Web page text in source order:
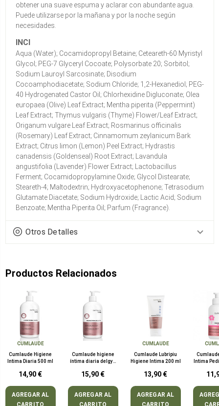
obtener una suave espuma y aclarar con abundante agua.
Puede utilizarse por la mañana y por la noche según
necesidades.
INCI
Aqua (Water); Cocamidopropyl Betaine; Ceteareth-60 Myristyl
Glycol; PEG-7 Glyceryl Cocoate; Polysorbate 20; Sorbitol;
Sodium Lauroyl Sarcosinate; Disodium
Cocoamphodiacetate; Sodium Chloride; 1,2-Hexanediol; PEG-
40 Hydrogenated Castor Oil; Chlorhexidine Digluconate; Olea
europaea (Olive) Leaf Extract; Mentha piperita (Peppermint)
Leaf Extract; Thymus vulgaris (Thyme) Flower/Leaf Extract;
Origanum vulgare Leaf Extract; Rosmarinus officinalis
(Rosemary) Leaf Extract; Cinnamomum zeylanicum Bark
Extract; Citrus limon (Lemon) Peel Extract; Hydrastis
canadensis (Goldenseal) Root Extract; Lavandula
angustifolia (Lavender) Flower Extract; Lactobacillus
Ferment; Cocamidopropylamine Oxide; Glycol Distearate;
Steareth-4; Maltodextrin; Hydroxyacetophenone; Tetrasodium
Glutamate Diacetate; Sodium Hydroxide; Lactic Acid; Sodium
Benzoate; Mentha Piperita Oil; Parfum (Fragrance).
Otros Detalles
Productos Relacionados
CUMLAUDE
Cumlaude Higiene
Intima Diaria 500 ml
14,90 €
AGREGAR AL
CARRITO
Cumlaude higiene
íntima diaria delgyn
15,90 €
AGREGAR AL
CARRITO
CUMLAUDE
Cumlaude Lubripiu
Higiene Intima 200 ml
13,90 €
AGREGAR AL
CARRITO
Intima